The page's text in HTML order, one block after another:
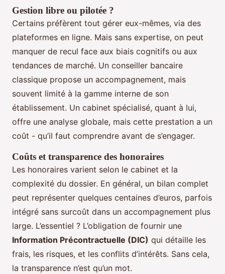
Gestion libre ou pilotée ?
Certains préfèrent tout gérer eux-mêmes, via des
plateformes en ligne. Mais sans expertise, on peut
manquer de recul face aux biais cognitifs ou aux
tendances de marché. Un conseiller bancaire
classique propose un accompagnement, mais
souvent limité à la gamme interne de son
établissement. Un cabinet spécialisé, quant à lui,
offre une analyse globale, mais cette prestation a un
coût - qu’il faut comprendre avant de s’engager.
Coûts et transparence des honoraires
Les honoraires varient selon le cabinet et la
complexité du dossier. En général, un bilan complet
peut représenter quelques centaines d’euros, parfois
intégré sans surcoût dans un accompagnement plus
large. L’essentiel ? L’obligation de fournir une
Information Précontractuelle (DIC) qui détaille les
frais, les risques, et les conflits d’intérêts. Sans cela,
la transparence n’est qu’un mot.